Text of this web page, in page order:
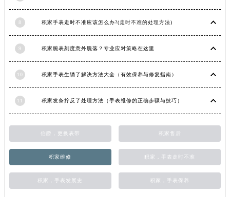
8 积家手表走时不准应该怎么办?(走时不准的处理方法)
9 积家腕表刻度意外脱落？专业应对策略在这里
10 积家手表生锈了解决方法大全（有效保养与修复指南）
11 积家发条拧反了处理方法（手表维修的正确步骤与技巧）
伯爵，更换表带 积家售后
积家维修 积家，手表走时不准
积家，手表发展史 积家，手表保养